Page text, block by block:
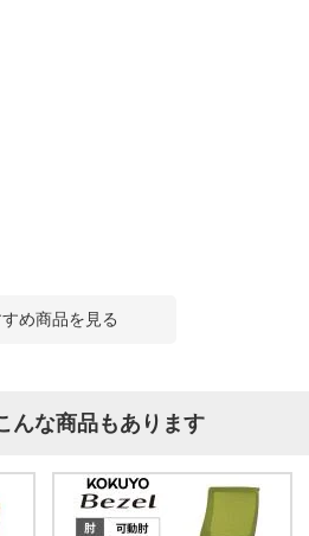
め商品を見る
んな商品もあります